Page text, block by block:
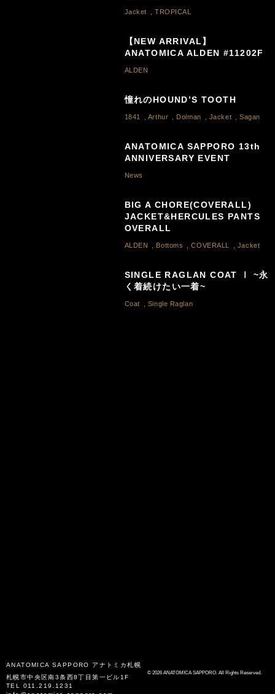
Jacket ,TROPICAL
【NEW ARRIVAL】
ANATOMICA ALDEN #11202F
ALDEN
憧れのHOUND’S TOOTH
1841 Arthur Dolman Jacket ,Sagan
ANATOMICA SAPPORO 13th
ANNIVERSARY EVENT
News
BIG A CHORE(COVERALL)
JACKET&HERCULES PANTS
OVERALL
ALDEN Bottoms ,COVERALL Jacket
SINGLE RAGLAN COAT Ⅰ ~永
く着続けたい一着~
Coat Single Raglan
ANATOMICA SAPPORO アナトミカ札幌
札幌市中央区南3条西8丁目第一ビル1F
TEL 011.219.1231
© 2026 ANATOMICA SAPPORO. All Rights Reserved.